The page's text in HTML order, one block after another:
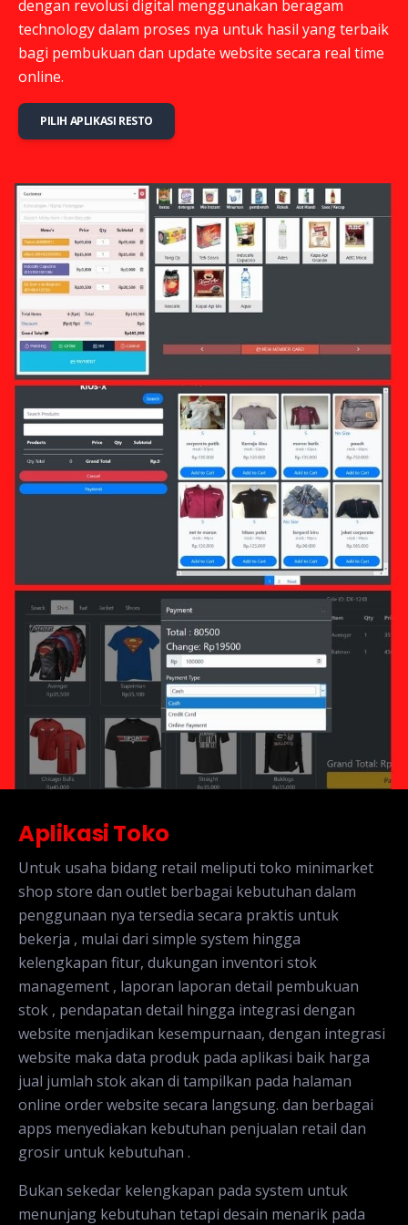
dengan revolusi digital menggunakan beragam
technology dalam proses nya untuk hasil yang terbaik
bagi pembukuan dan update website secara real time
online.
PILIH APLIKASI RESTO
Aplikasi Toko
Untuk usaha bidang retail meliputi toko minimarket
shop store dan outlet berbagai kebutuhan dalam
penggunaan nya tersedia secara praktis untuk
bekerja , mulai dari simple system hingga
kelengkapan fitur, dukungan inventori stok
management , laporan laporan detail pembukuan
stok , pendapatan detail hingga integrasi dengan
website menjadikan kesempurnaan, dengan integrasi
website maka data produk pada aplikasi baik harga
jual jumlah stok akan di tampilkan pada halaman
online order website secara langsung. dan berbagai
apps menyediakan kebutuhan penjualan retail dan
grosir untuk kebutuhan .
Bukan sekedar kelengkapan pada system untuk
menunjang kebutuhan tetapi desain menarik pada